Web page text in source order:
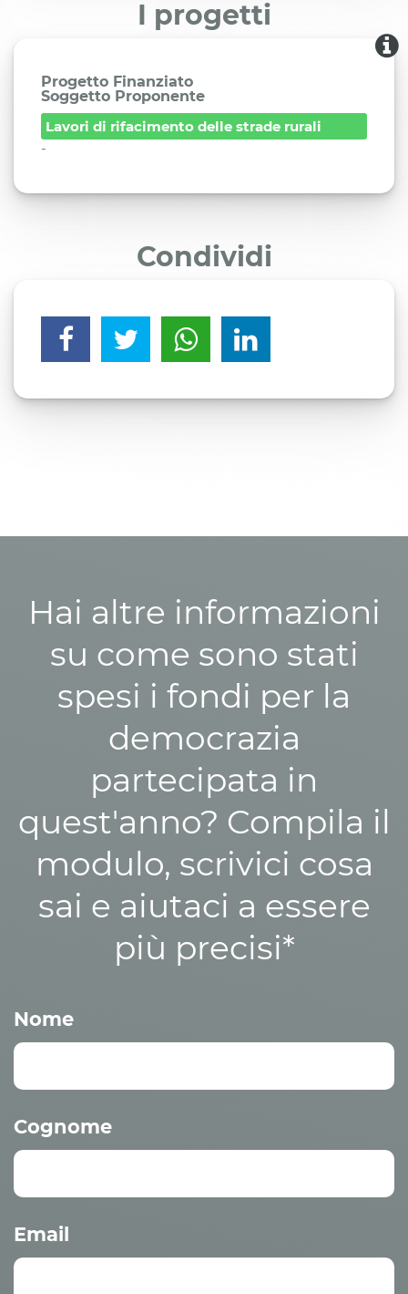
I progetti
Progetto Finanziato
Soggetto Proponente
Lavori di rifacimento delle strade rurali
-
Condividi
Hai altre informazioni
su come sono stati
spesi i fondi per la
democrazia
partecipata in
quest'anno? Compila il
modulo, scrivici cosa
sai e aiutaci a essere
più precisi*
Nome
Cognome
Email